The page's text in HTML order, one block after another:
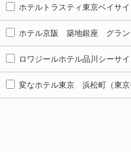
ホテルトラスティ東京ベイサイ
ホテル京阪 築地銀座 グラン
ロワジールホテル品川シーサイ
変なホテル東京 浜松町（東京